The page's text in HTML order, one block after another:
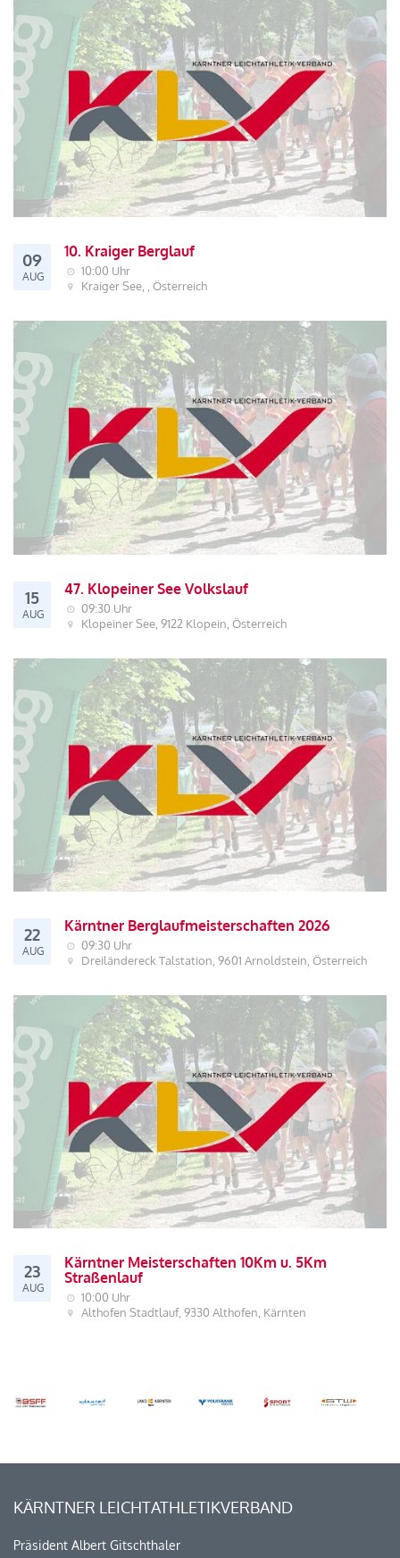
09
AUG
10. Kraiger Berglauf
10:00 Uhr
Kraiger See, , Österreich
15
AUG
47. Klopeiner See Volkslauf
09:30 Uhr
Klopeiner See, 9122 Klopein, Österreich
22
AUG
Kärntner Berglaufmeisterschaften 2026
09:30 Uhr
Dreiländereck Talstation, 9601 Arnoldstein, Österreich
23
AUG
Kärntner Meisterschaften 10Km u. 5Km
Straßenlauf
10:00 Uhr
Althofen Stadtlauf, 9330 Althofen, Kärnten
KÄRNTNER LEICHTATHLETIKVERBAND
Präsident Albert Gitschthaler